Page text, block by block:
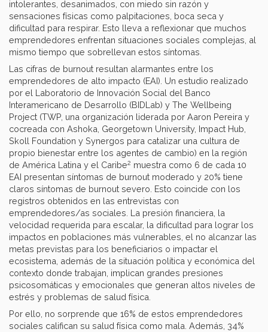
intolerantes, desanimados, con miedo sin razón y
sensaciones físicas como palpitaciones, boca seca y
dificultad para respirar. Esto lleva a reflexionar que muchos
emprendedores enfrentan situaciones sociales complejas, al
mismo tiempo que sobrellevan estos síntomas.
Las cifras de burnout resultan alarmantes entre los
emprendedores de alto impacto (EAI). Un estudio realizado
por el Laboratorio de Innovación Social del Banco
Interamericano de Desarrollo (BIDLab) y The Wellbeing
Project (TWP, una organización liderada por Aaron Pereira y
cocreada con Ashoka, Georgetown University, Impact Hub,
Skoll Foundation y Synergos para catalizar una cultura de
propio bienestar entre los agentes de cambio) en la región
de América Latina y el Caribe2 muestra como 6 de cada 10
EAI presentan síntomas de burnout moderado y 20% tiene
claros síntomas de burnout severo. Esto coincide con los
registros obtenidos en las entrevistas con
emprendedores/as sociales. La presión financiera, la
velocidad requerida para escalar, la dificultad para lograr los
impactos en poblaciones más vulnerables, el no alcanzar las
metas previstas para los beneficiarios o impactar el
ecosistema, además de la situación política y económica del
contexto donde trabajan, implican grandes presiones
psicosomáticas y emocionales que generan altos niveles de
estrés y problemas de salud física.
Por ello, no sorprende que 16% de estos emprendedores
sociales califican su salud física como mala. Además, 34%